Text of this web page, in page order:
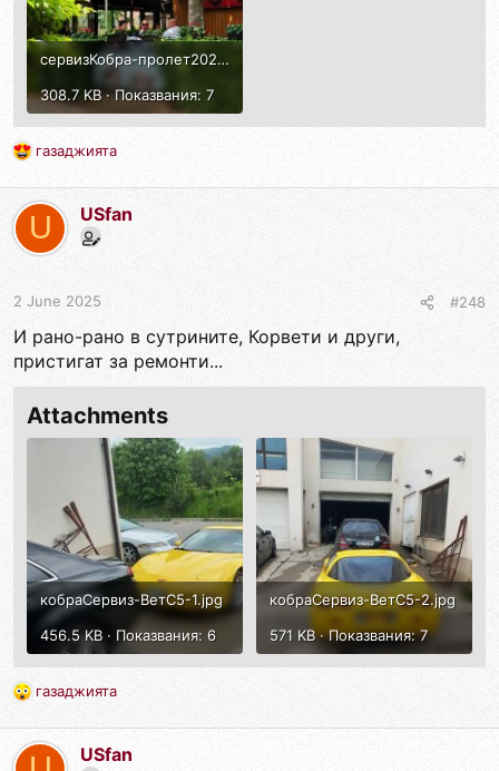
сервизКобра-пролет2025-10.jpg
308.7 KB · Показвания: 7
R
c
t
n
:
газаджията
U USfan
2 June 2025 #248
И рано-рано в сутрините, Корвети и други,
пристигат за ремонти...
Attachments
кобраСервиз-ВетС5-1.jpg
456.5 KB · Показвания: 6
кобраСервиз-ВетС5-2.jpg
571 KB · Показвания: 7
R
c
газаджията
USfan